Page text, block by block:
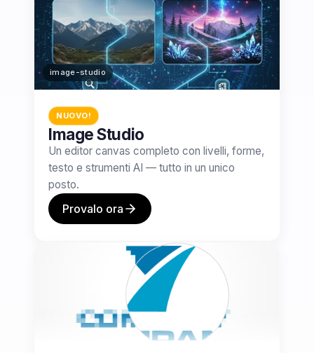
image-studio
NUOVO!
Image Studio
Un editor canvas completo con livelli, forme,
testo e strumenti AI — tutto in un unico
posto.
Provalo ora